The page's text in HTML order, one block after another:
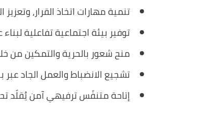
تنمية مهارات اتخاذ القرار،
توفير بيئة اجتماعية تفاعلية
منح شعور بالحرية والتمكين من
تشجيع الانضباط والعمل الجاد عبر
إتاحة متنفّس ترفيهي آمن يُقلّد